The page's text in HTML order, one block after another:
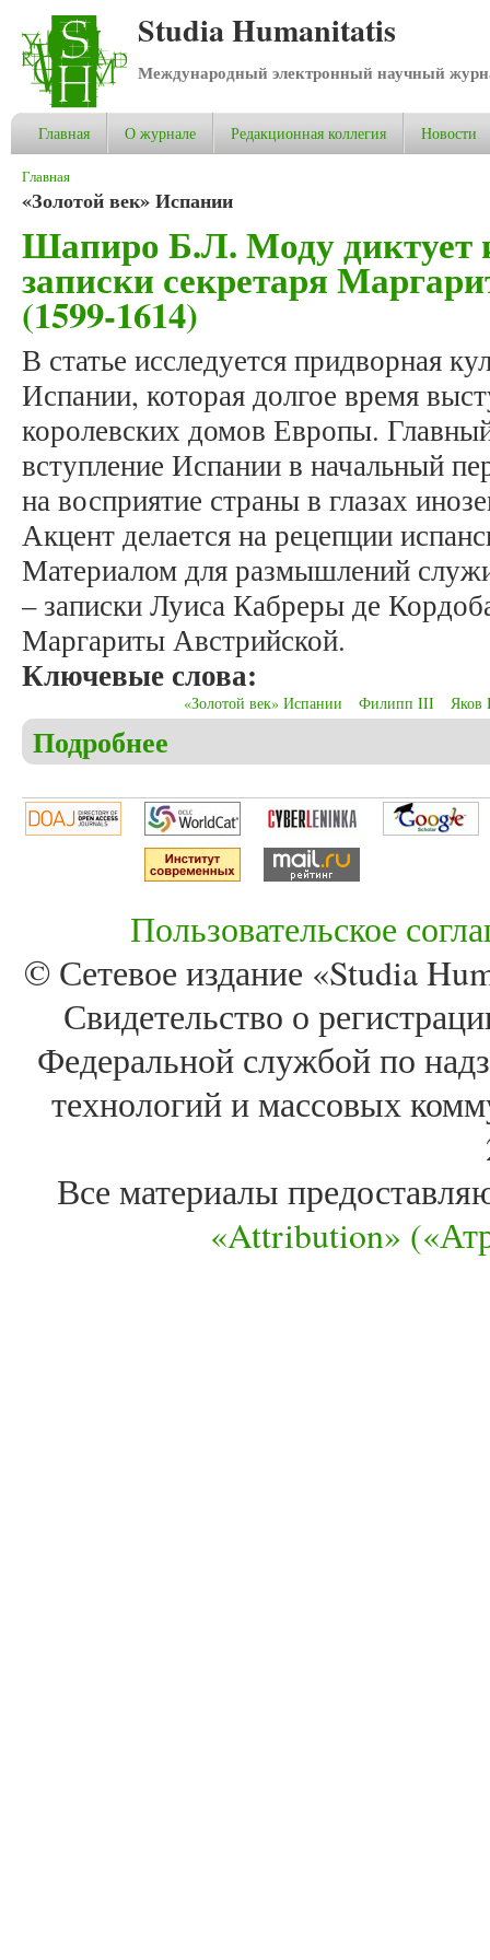
Studia Humanitatis
Международный электронный научный
Главная О журнале Редакционная коллегия Новости
Вы здесь
Главная
«Золотой век» Испании
Шапиро Б.Л. Моду диктует
записки секретаря
(1599-1614)
В статье исследуется придворная
Испании, которая долгое время
королевских домов Европы.
вступление Испании в начальный
на восприятие страны в глазах
Акцент делается на рецепции
Материалом для размышлений
– записки Луиса Кабреры де
Маргариты Австрийской.
Ключевые слова:
«Золотой век» Испании Филипп III Яков
Подробнее
Пользовательское
© Сетевое издание «Studia
Свидетельство о
Федеральной службой по
технологий и массовых
Все материалы
«Attribution»